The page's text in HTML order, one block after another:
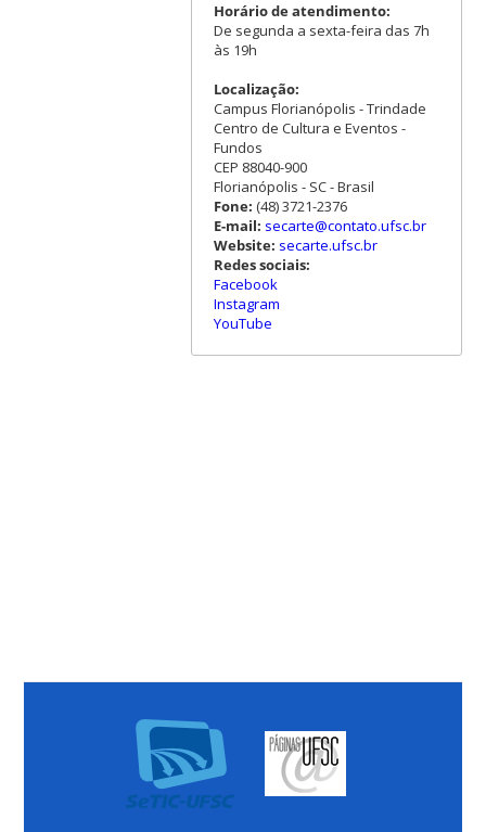
Horário de atendimento:
De segunda a sexta-feira das 7h
às 19h
Localização:
Campus Florianópolis - Trindade
Centro de Cultura e Eventos -
Fundos
CEP 88040-900
Florianópolis - SC - Brasil
Fone: (48) 3721-2376
E-mail: secarte@contato.ufsc.br
Website: secarte.ufsc.br
Redes sociais:
Facebook
Instagram
YouTube